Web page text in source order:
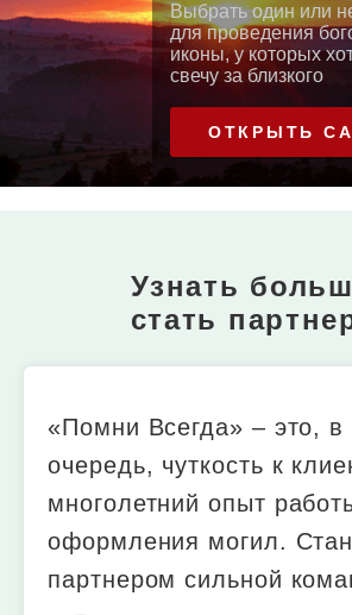
Выбрать один или
для проведения
иконы, у которых
свечу за близкого
ОТКРЫТЬ
Узнать
стать
«Помни Всегда» – это,
очередь, чуткость к
многолетний опыт
оформления могил.
партнером сильной